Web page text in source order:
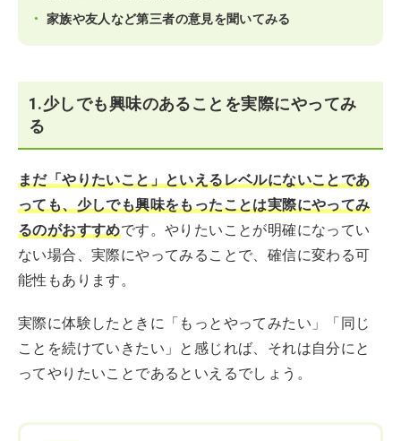
家族や友人など第三者の意見を聞いてみる
1.少しでも興味のあることを実際にやってみ
る
まだ「やりたいこと」といえるレベルにないことであ
っても、少しでも興味をもったことは実際にやってみ
るのがおすすめです。やりたいことが明確になってい
ない場合、実際にやってみることで、確信に変わる可
能性もあります。
実際に体験したときに「もっとやってみたい」「同じ
ことを続けていきたい」と感じれば、それは自分にと
ってやりたいことであるといえるでしょう。